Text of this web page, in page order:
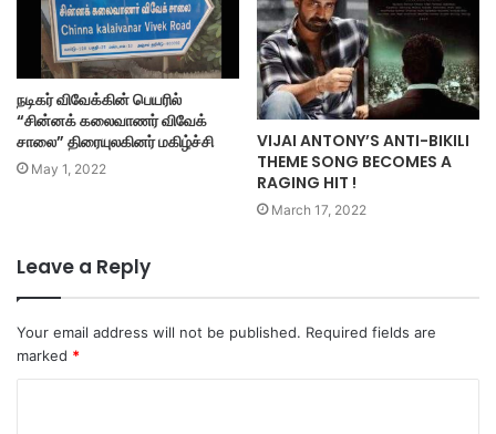
நடிகர் விவேக்கின் பெயரில்
“சின்னக் கலைவாணர் விவேக்
சாலை” திரையுலகினர் மகிழ்ச்சி
May 1, 2022
VIJAI ANTONY’S ANTI-BIKILI
THEME SONG BECOMES A
RAGING HIT !
March 17, 2022
Leave a Reply
Your email address will not be published. Required fields are
marked *